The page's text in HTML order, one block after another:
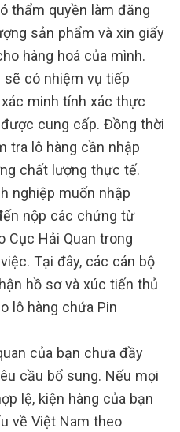
thẩm quyền làm đăng
sản phẩm và xin giấy
hàng hoá của mình.
sẽ có nhiệm vụ tiếp
minh tính xác thực
cung cấp. Đồng thời
tra lô hàng cần nhập
chất lượng thực tế.
nghiệp muốn nhập
nộp các chứng từ
Cục Hải Quan trong
Tại đây, các cán bộ
hồ sơ và xúc tiến thủ
lô hàng chứa Pin
của bạn chưa đầy
cầu bổ sung. Nếu mọi
lệ, kiện hàng của bạn
về Việt Nam theo